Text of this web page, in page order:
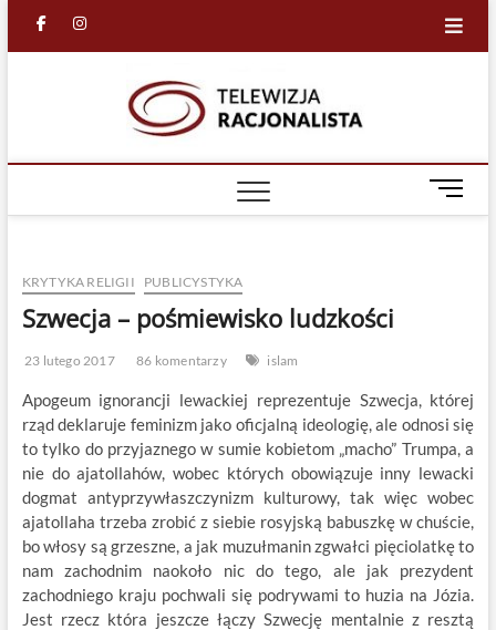
facebook
in
M
e
n
KRYTYKA RELIGII PUBLICYSTYKA
Szwecja – pośmiewisko ludzkości
23 lutego 2017 86 komentarzy islam
Apogeum ignorancji lewackiej reprezentuje Szwecja, której
rząd deklaruje feminizm jako oficjalną ideologię, ale odnosi się
to tylko do przyjaznego w sumie kobietom „macho” Trumpa, a
nie do ajatollahów, wobec których obowiązuje inny lewacki
dogmat antyprzywłaszczynizm kulturowy, tak więc wobec
ajatollaha trzeba zrobić z siebie rosyjską babuszkę w chuście,
bo włosy są grzeszne, a jak muzułmanin zgwałci pięciolatkę to
nam zachodnim naokoło nic do tego, ale jak prezydent
zachodniego kraju pochwali się podrywami to huzia na Józia.
Jest rzecz która jeszcze łączy Szwecję mentalnie z resztą